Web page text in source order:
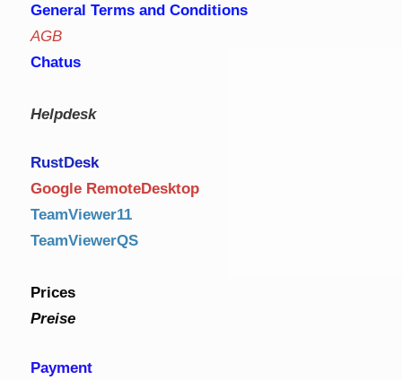
General Terms and Conditions
AGB
Chatus
Helpdesk
RustDesk
Google RemoteDesktop
TeamViewer11
TeamViewerQS
Prices
Preise
Payment